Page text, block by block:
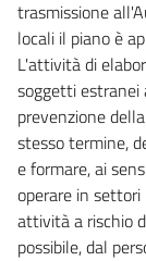
trasmissione
locali il piano è
L'attività di
soggetti estranei
prevenzione
stesso termine,
e formare, ai
operare in
attività a rischio
possibile, dal